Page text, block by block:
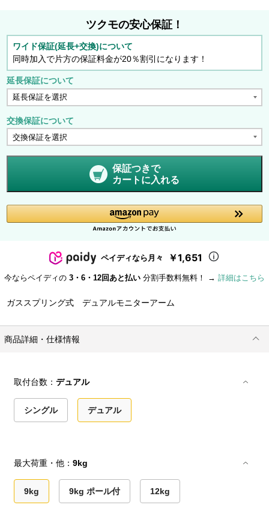
ツクモの安心保証！
ワイド保証(延長+交換)について
同時加入で片方の保証料金が20％割引になります！
延長保証について
交換保証について
保証つきで
カートに入れる
ペイディなら月々 ￥1,651
今ならペイディの 3・6・12回あと払い 分割手数料無料！ → 詳細はこちら
ガススプリング式 デュアルモニターアーム
商品詳細・仕様情報
取付台数：デュアル
シングル デュアル
最大荷重・他：9kg
9kg 9kg ポール付 12kg